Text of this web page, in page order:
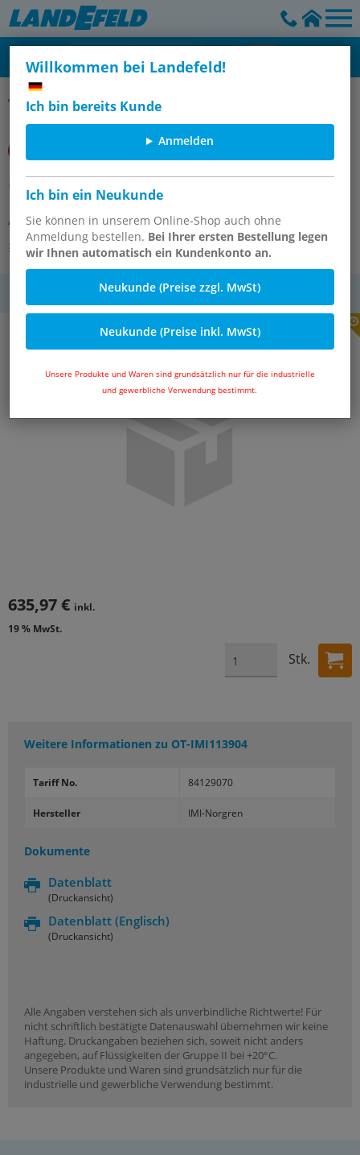
Willkommen bei Landefeld!
Ich bin bereits Kunde
Anmelden
Ich bin ein Neukunde
Sie können in unserem Online-Shop auch ohne
Anmeldung bestellen. Bei Ihrer ersten Bestellung legen
wir Ihnen automatisch ein Kundenkonto an.
Neukunde (Preise zzgl. MwSt)
Neukunde (Preise inkl. MwSt)
Unsere Produkte und Waren sind grundsätzlich nur für die industrielle
und gewerbliche Verwendung bestimmt.
CETOP, CNOMO- Norm Zylinder
CCNA/032/430 CNOMO CYLINDER
Artikelnummer: OT-IMI113904
Andere Varianten des Artikels
635,97 € inkl.
19 % MwSt.
Stk.
Weitere Informationen zu OT-IMI113904
Tariff No. 84129070
Hersteller IMI-Norgren
Dokumente
Datenblatt
(Druckansicht)
Datenblatt (Englisch)
(Druckansicht)
Alle Angaben verstehen sich als unverbindliche Richtwerte! Für
nicht schriftlich bestätigte Datenauswahl übernehmen wir keine
Haftung. Druckangaben beziehen sich, soweit nicht anders
angegeben, auf Flüssigkeiten der Gruppe II bei +20°C.
Unsere Produkte und Waren sind grundsätzlich nur für die
industrielle und gewerbliche Verwendung bestimmt.